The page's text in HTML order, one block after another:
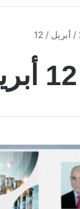
/ أبريل /
12
12 أبريل، 2025